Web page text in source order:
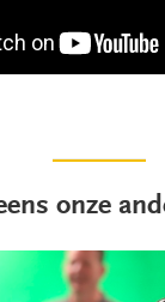
onze